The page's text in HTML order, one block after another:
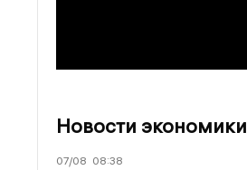
Новости экономики
07/08 08:38